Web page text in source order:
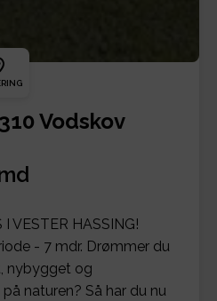
Vodskov
VESTER HASSING!
- 7 mdr. Drømmer du
nybygget og
naturen? Så har du nu